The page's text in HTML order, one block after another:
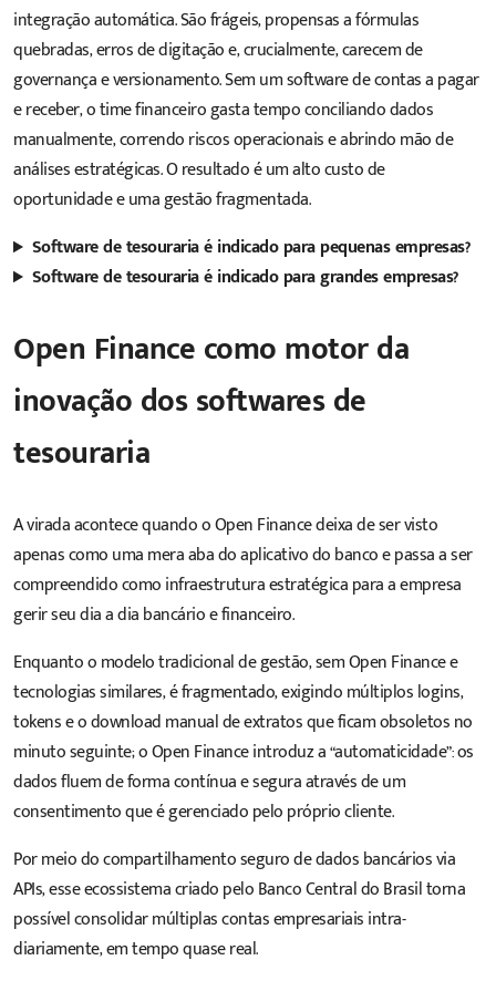
integração automática. São frágeis, propensas a fórmulas
quebradas, erros de digitação e, crucialmente, carecem de
governança e versionamento. Sem umsoftware de contas a pagar
e receber, o time financeiro gasta tempo conciliando dados
manualmente, correndo riscos operacionais e abrindo mão de
análises estratégicas. O resultado é um alto custo de
oportunidade e uma gestão fragmentada.
Software de tesouraria é indicado para pequenas empresas?
Software de tesouraria é indicado para grandes empresas?
Open Finance como motor da
inovaçãodos softwares de
tesouraria
A virada acontece quando o Open Finance deixa de ser visto
apenas como uma mera aba do aplicativo do banco e passa a ser
compreendido como infraestrutura estratégica para a empresa
gerir seu dia a dia bancário e financeiro.
Enquanto o modelo tradicional de gestão, sem Open Finance e
tecnologias similares, é fragmentado, exigindo múltiplos logins,
tokens e o download manual de extratos que ficam obsoletos no
minuto seguinte; o Open Finance introduz a “automaticidade”: os
dados fluem de forma contínua e segura através de um
consentimento que é gerenciado pelo próprio cliente.
Por meio do compartilhamento seguro de dados bancários via
APIs, esse ecossistema criado pelo Banco Central do Brasil torna
possível consolidar múltiplas contas empresariais intra-
diariamente, em tempo quase real.